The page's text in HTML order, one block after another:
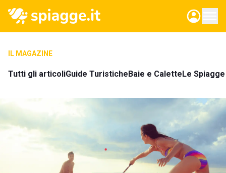
IL MAGAZINE
Tutti gli articoliGuide TuristicheBaie e CaletteLe